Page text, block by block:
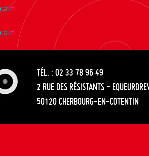
TÉL. : 02 33 78 96 49
2 RUE DES RÉSISTANTS -
50120 CHERBOURG-EN-COTENTIN